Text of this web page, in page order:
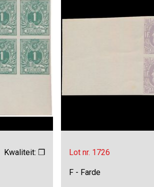
Kwaliteit: ❒ Lot nr. 1726
F - Farde